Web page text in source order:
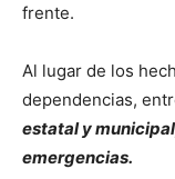
frente.
Al lugar de los
dependencias,
estatal y
emergencias.